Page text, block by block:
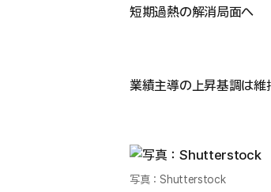
短期過熱の解消局面へ
業績主導の上昇基調は維
写真：Shutterstock